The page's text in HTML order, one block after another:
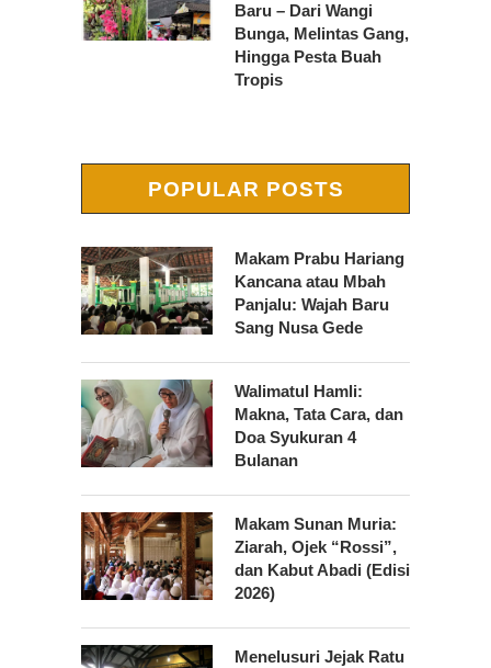
Baru – Dari Wangi
Bunga, Melintas Gang,
Hingga Pesta Buah
Tropis
POPULAR POSTS
Makam Prabu Hariang
Kancana atau Mbah
Panjalu: Wajah Baru
Sang Nusa Gede
Walimatul Hamli:
Makna, Tata Cara, dan
Doa Syukuran 4
Bulanan
Makam Sunan Muria:
Ziarah, Ojek “Rossi”,
dan Kabut Abadi (Edisi
2026)
Menelusuri Jejak Ratu